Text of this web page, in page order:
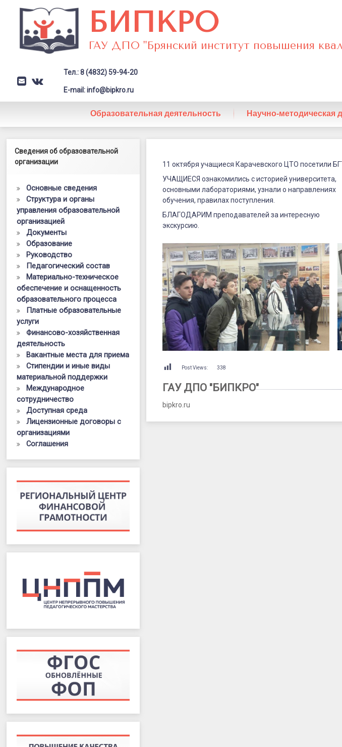
содержимому
БИПКРО
ГАУ ДПО "Брянский институт повышения
E-mail
VK Заголовок сайта → второстепенный
Тел.: 8 (4832) 59-94-20
E-mail: info@bipkro.ru
Образовательная деятельность Научно-методическая
учащихся
Карачевского
ЦТО
БГТУ
Updated on
15.10.2023
Категории:
11 октября учащиеся Карачевского ЦТО посетили
УЧАЩИЕСЯ ознакомились с историей университета,
основными лабораториями, узнали о направлениях
обучения, правилах поступления.
БЛАГОДАРИМ преподавателей за интересную
экскурсию.
Post Views: 338
ГАУ ДПО "БИПКРО"
bipkro.ru
Левый сайдбар
Сведения об образовательной
организации
Основные сведения
Структура и органы
управления образовательной
организацией
Документы
Образование
Руководство
Педагогический состав
Материально-техническое
обеспечение и оснащенность
образовательного процесса
Платные образовательные
услуги
Финансово-хозяйственная
деятельность
Вакантные места для приема
Стипендии и иные виды
материальной поддержки
Международное
сотрудничество
Доступная среда
Лицензионные договоры с
организациями
Соглашения